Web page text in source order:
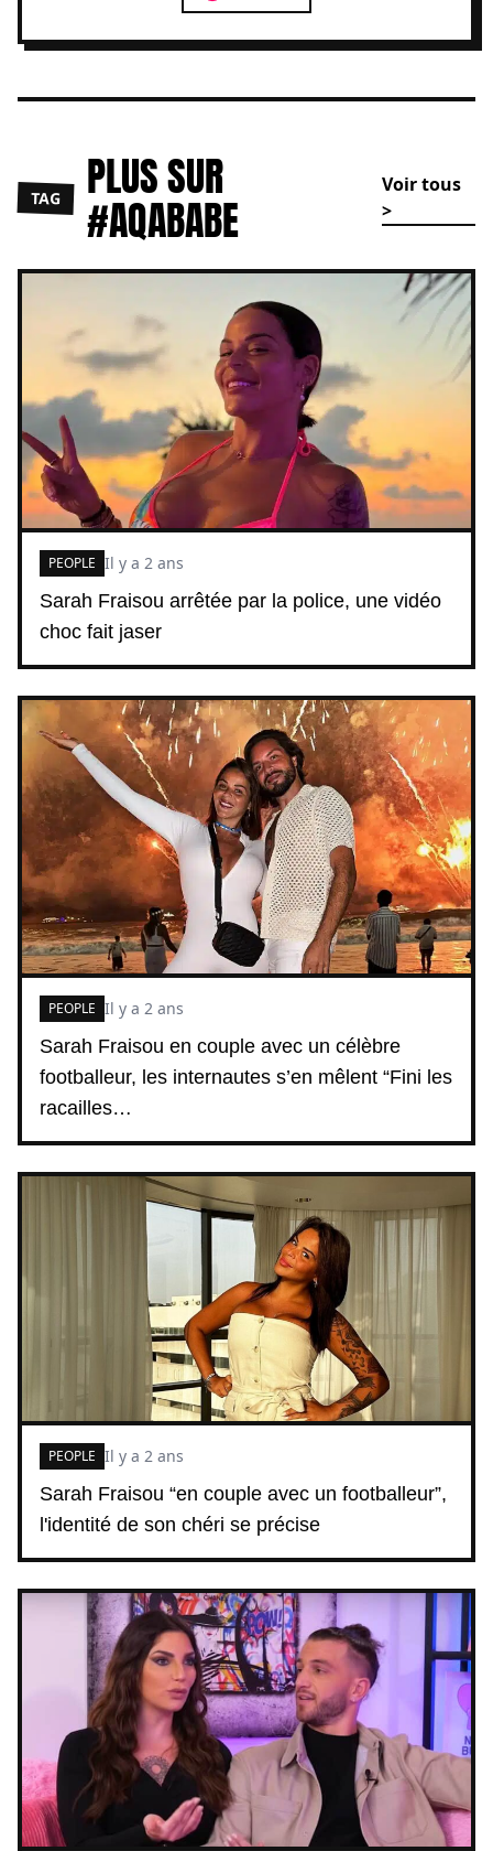
TAG PLUS SUR
#AQABABE
Voir tous
>
Sarah Fraisou arrêtée par la police, une vidéo
choc fait jaser
PEOPLE Il y a 2 ans
Sarah Fraisou en couple avec un célèbre
footballeur, les internautes s’en mêlent “Fini les
racailles…
PEOPLE Il y a 2 ans
Sarah Fraisou “en couple avec un footballeur”,
l'identité de son chéri se précise
PEOPLE Il y a 2 ans